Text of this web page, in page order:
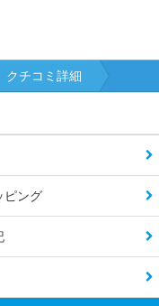
クチコミ詳細
ピング